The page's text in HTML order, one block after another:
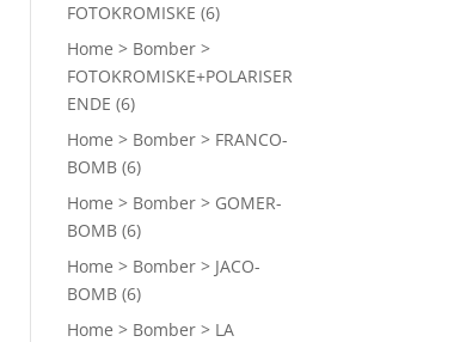
FOTOKROMISKE (6)
Home > Bomber >
FOTOKROMISKE+POLARISER
ENDE (6)
Home > Bomber > FRANCO-
BOMB (6)
Home > Bomber > GOMER-
BOMB (6)
Home > Bomber > JACO-
BOMB (6)
Home > Bomber > LA